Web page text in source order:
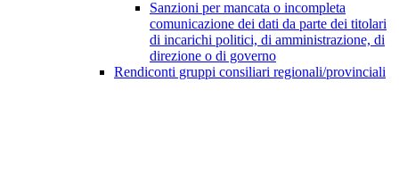
Sanzioni per mancata o incompleta
comunicazione dei dati da parte dei titolari
di incarichi politici, di amministrazione, di
direzione o di governo
Rendiconti gruppi consiliari regionali/provinciali